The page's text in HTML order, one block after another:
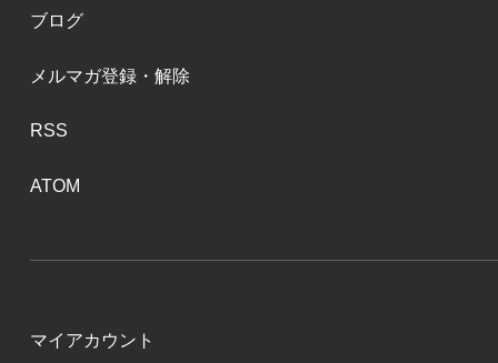
ブログ
メルマガ登録・解除
RSS
ATOM
マイアカウント